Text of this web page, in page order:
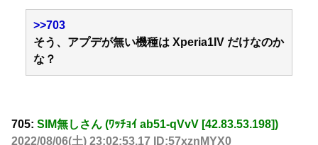
>>703
そう、アプデが無い機種は Xperia1IV だけなのか
な？
705: SIM無しさん (ﾜｯﾁｮｲ ab51-qVvV [42.83.53.198])
2022/08/06(土) 23:02:53.17 ID:57xznMYX0